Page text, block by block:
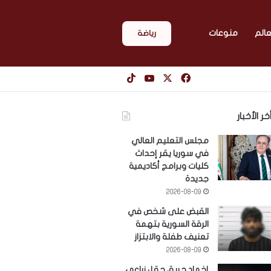
منوعات رياضة
فيسبوك‫YouTube
الأخبار
مجلس التعليم العالي
في سوريا يقر إحداث
كليات وبرامج أكاديمية
جديدة
2026-08-09
القبض على شخص في
الرقة السورية بتهمة
تعنيف طفلة والابتزاز
2026-08-09